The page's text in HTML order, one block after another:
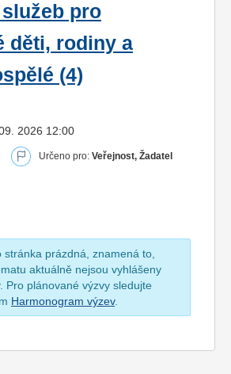
pro
děti, rodiny a
(4)
2026 12:00
Určeno pro: Veřejnost, Žadatel
stránka prázdná, znamená to,
aktuálně nejsou vyhlášeny
Pro plánované výzvy sledujte
Harmonogram výzev.